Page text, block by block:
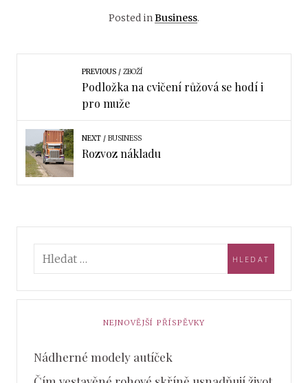
Posted in Business.
PREVIOUS ZBOŽÍ
Podložka na cvičení růžová se hodí i
pro muže
NEXT BUSINESS
Rozvoz nákladu
NEJNOVĚJŠÍ PŘÍSPĚVKY
Nádherné modely autíček